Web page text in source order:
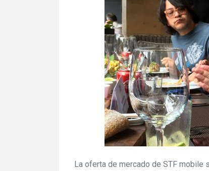
La oferta de mercado de STF mobile